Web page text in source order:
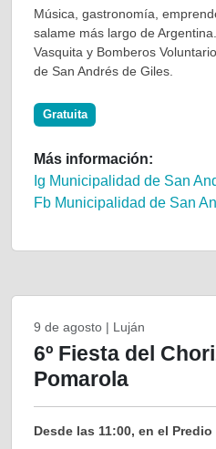
Música, gastronomía,
salame más largo de
Vasquita y Bomberos
de San Andrés de Giles.
Gratuita
Más información:
Ig Municipalidad de San
Fb Municipalidad de San
9 de agosto | Luján
6º Fiesta del
Pomarola
Desde las 11:00, en el